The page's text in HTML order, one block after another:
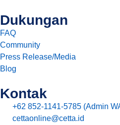
Dukungan
FAQ
Community
Press Release/Media
Blog
Kontak
+62 852-1141-5785 (Admin
cettaonline@cetta.id